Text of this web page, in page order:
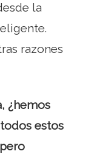
la
razones
¿hemos
estos